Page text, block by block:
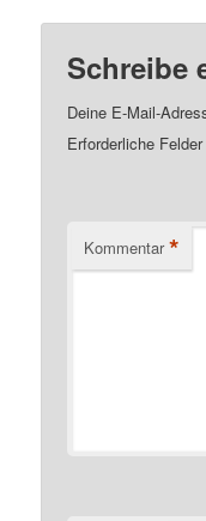
Schreibe
Deine E-Mail-
Erforderliche
Kommentar *